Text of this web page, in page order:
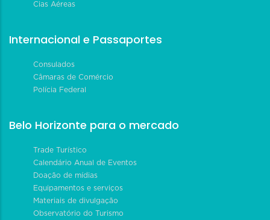
Cias Aéreas
Internacional e Passaportes
Consulados
Câmaras de Comércio
Polícia Federal
Belo Horizonte para o mercado
Trade Turístico
Calendário Anual de Eventos
Doação de mídias
Equipamentos e serviços
Materiais de divulgação
Observatório do Turismo